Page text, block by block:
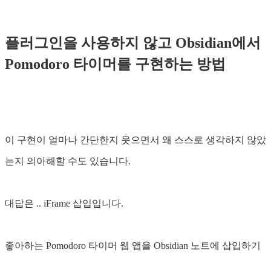
플러그인을 사용하지 않고 Obsidian에서
Pomodoro 타이머를 구현하는 방법
이 구현이 얼마나 간단한지 웃으면서 왜 스스로 생각하지 않았
는지 의아해할 수도 있습니다.
대답은 .. iFrame 삽입입니다.
좋아하는 Pomodoro 타이머 웹 앱을 Obsidian 노트에 삽입하기